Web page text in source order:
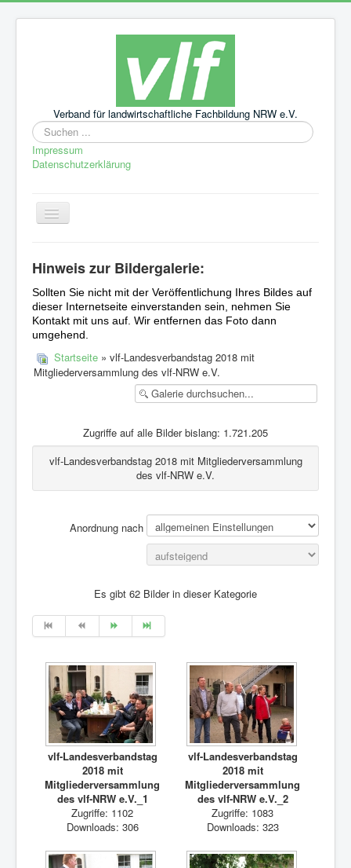
Verband für landwirtschaftliche Fachbildung NRW e.V.
Suchen
...
Impressum
Datenschutzerklärung
Navigation
an/aus
Aktuelles
Leitbild
Über uns
Mitglieder
Weblinks
Kontakt
Hinweis zur Bildergalerie:
Sollten Sie nicht mit der Veröffentlichung Ihres Bildes auf
dieser Internetseite einverstanden sein, nehmen Sie
Kontakt mit uns auf. Wir entfernen das Foto dann
umgehend.
Startseite » vlf-Landesverbandstag 2018 mit
Mitgliederversammlung des vlf-NRW e.V.
Zugriffe auf alle Bilder bislang: 1.721.205
vlf-Landesverbandstag 2018 mit Mitgliederversammlung
des vlf-NRW e.V.
Anordnung nach
Es gibt 62 Bilder in dieser Kategorie
vlf-Landesverbandstag
2018 mit
Mitgliederversammlung
des vlf-NRW e.V._1
Zugriffe: 1102
Downloads: 306
vlf-Landesverbandstag
2018 mit
Mitgliederversammlung
des vlf-NRW e.V._2
Zugriffe: 1083
Downloads: 323